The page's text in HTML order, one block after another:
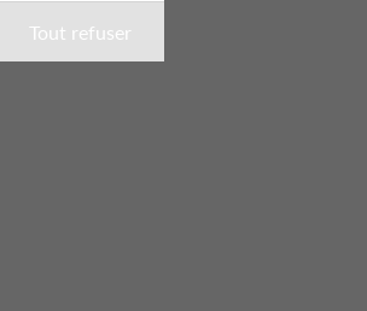
utilisées à
Vous
vos choix
Tout refuser